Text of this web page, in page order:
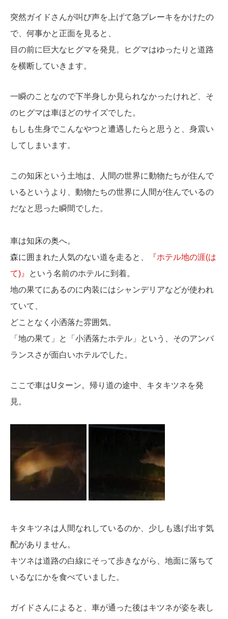
突然ガイドさんが叫び声を上げて急ブレーキをかけたの
で、何事かと正面を見ると、
目の前に巨大なヒグマを発見。ヒグマはゆったりと道路
を横断していきます。
一瞬のことなので下半身しか見られなかったけれど、そ
のヒグマは車ほどのサイズでした。
もしも生身でこんなやつと遭遇したらと思うと、身震い
してしまいます。
この知床という土地は、人間の世界に動物たちが住んで
いるというより、動物たちの世界に人間が住んでいるの
だなと思った瞬間でした。
車は知床の奥へ。
森に囲まれた人気のない道を走ると、
『ホテル地の涯(は
て)』
という名前のホテルに到着。
地の果てにあるのに内装にはシャンデリアなどが使われ
ていて、
どことなく小洒落た雰囲気。
「地の果て」と「小洒落たホテル」という、そのアンバ
ランスさが面白いホテルでした。
ここで車はUターン。帰り道の途中、キタキツネを発
見。
キタキツネは人間なれしているのか、少しも逃げ出す気
配がありません。
キツネは道路の白線にそって歩きながら、地面に落ちて
いるなにかを食べていました。
ガイドさんによると、車が通った後はキツネが姿を表し